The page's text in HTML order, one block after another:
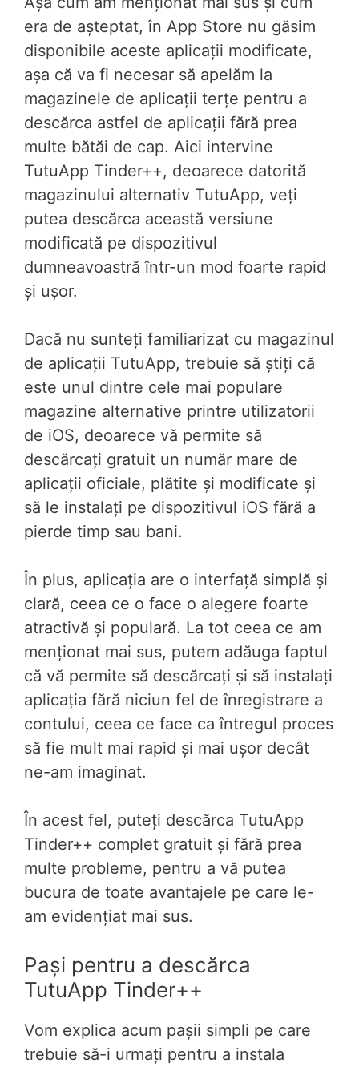
era de așteptat, în App Store nu găsim
disponibile aceste aplicații modificate,
așa că va fi necesar să apelăm la
magazinele de aplicații terțe pentru a
descărca astfel de aplicații fără prea
multe bătăi de cap. Aici intervine
TutuApp Tinder++, deoarece datorită
magazinului alternativ TutuApp, veți
putea descărca această versiune
modificată pe dispozitivul
dumneavoastră într-un mod foarte rapid
și ușor.
Dacă nu sunteți familiarizat cu magazinul
de aplicații TutuApp, trebuie să știți că
este unul dintre cele mai populare
magazine alternative printre utilizatorii
de iOS, deoarece vă permite să
descărcați gratuit un număr mare de
aplicații oficiale, plătite și modificate și
să le instalați pe dispozitivul iOS fără a
pierde timp sau bani.
În plus, aplicația are o interfață simplă și
clară, ceea ce o face o alegere foarte
atractivă și populară. La tot ceea ce am
menționat mai sus, putem adăuga faptul
că vă permite să descărcați și să instalați
aplicația fără niciun fel de înregistrare a
contului, ceea ce face ca întregul proces
să fie mult mai rapid și mai ușor decât
ne-am imaginat.
În acest fel, puteți descărca TutuApp
Tinder++ complet gratuit și fără prea
multe probleme, pentru a vă putea
bucura de toate avantajele pe care le-
am evidențiat mai sus.
Pași pentru a descărca
TutuApp Tinder++
Vom explica acum pașii simpli pe care
trebuie să-i urmați pentru a instala